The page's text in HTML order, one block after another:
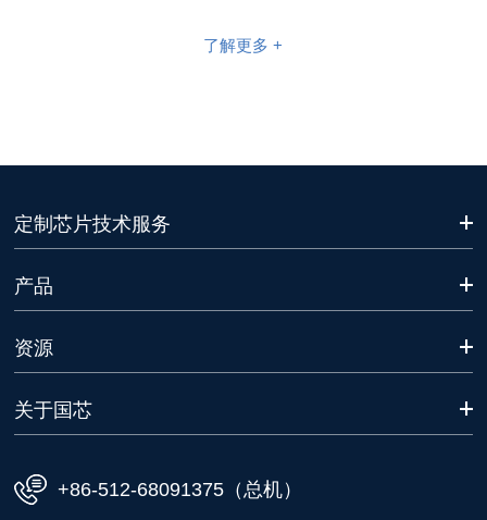
了解更多 +
定制芯片技术服务
产品
资源
关于国芯
+86-512-68091375（总机）